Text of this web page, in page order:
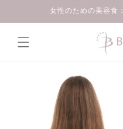
コンテン女性のための美容食